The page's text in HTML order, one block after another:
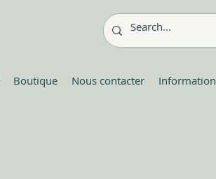
Boutique Nous contacter Information